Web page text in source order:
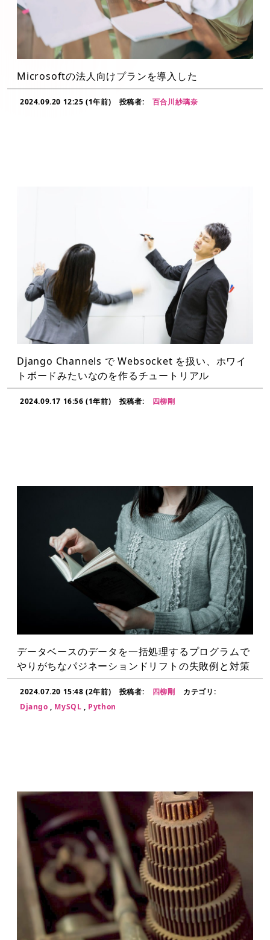
Microsoftの法人向けプランを導入した
2024.09.20 12:25 (1年前) 投稿者: 百合川紗璃奈
Django Channels で Websocket を扱い、ホワイ
トボードみたいなのを作るチュートリアル
2024.09.17 16:56 (1年前) 投稿者: 四柳剛
データベースのデータを一括処理するプログラムで
やりがちなパジネーションドリフトの失敗例と対策
2024.07.20 15:48 (2年前) 投稿者: 四柳剛
カテゴリ:
Django, MySQL, Python